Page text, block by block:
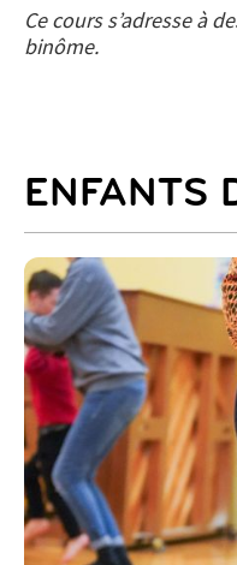
Ce cours s’adresse à
binôme.
ENFANTS